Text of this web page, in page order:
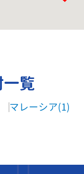
覧
マレーシア(1)